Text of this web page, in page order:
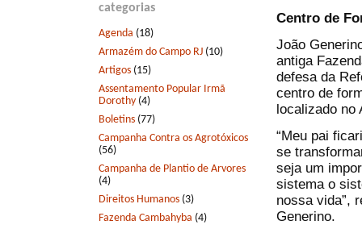
categorias
Agenda (18)
Armazém do Campo RJ (10)
Artigos (15)
Assentamento Popular Irmã
Dorothy (4)
Boletins (77)
Campanha Contra os Agrotóxicos
(56)
Campanha de Plantio de Arvores
(4)
Direitos Humanos (3)
Fazenda Cambahyba (4)
Centro de
João
antiga
defesa da
centro de
localizado no
“Meu pai
se
seja um
sistema o
nossa vida”,
Generino.